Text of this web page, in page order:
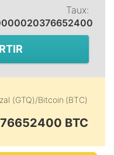
Taux:
(GTQ)/Bitcoin (BTC)
BTC